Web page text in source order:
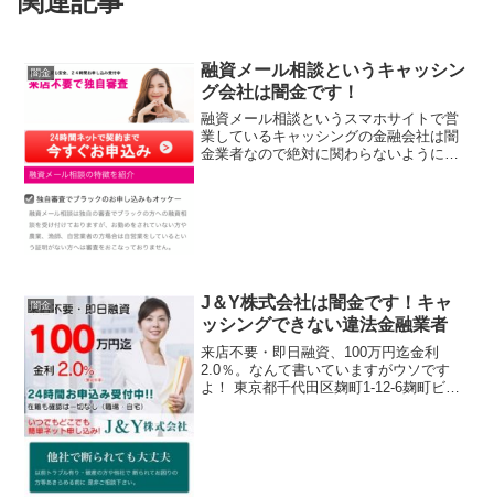
闇金
融資メール相談というキャッシン
グ会社は闇金です！
融資メール相談というスマホサイトで営
業しているキャッシングの金融会社は闇
金業者なので絶対に関わらないようにし
闇金
J＆Y株式会社は闇金です！キャ
ッシングできない違法金融業者
来店不要・即日融資、100万円迄金利
2.0％。なんて書いていますがウソです
よ！ 東京都千代田区麹町1-12-6麹町ビル